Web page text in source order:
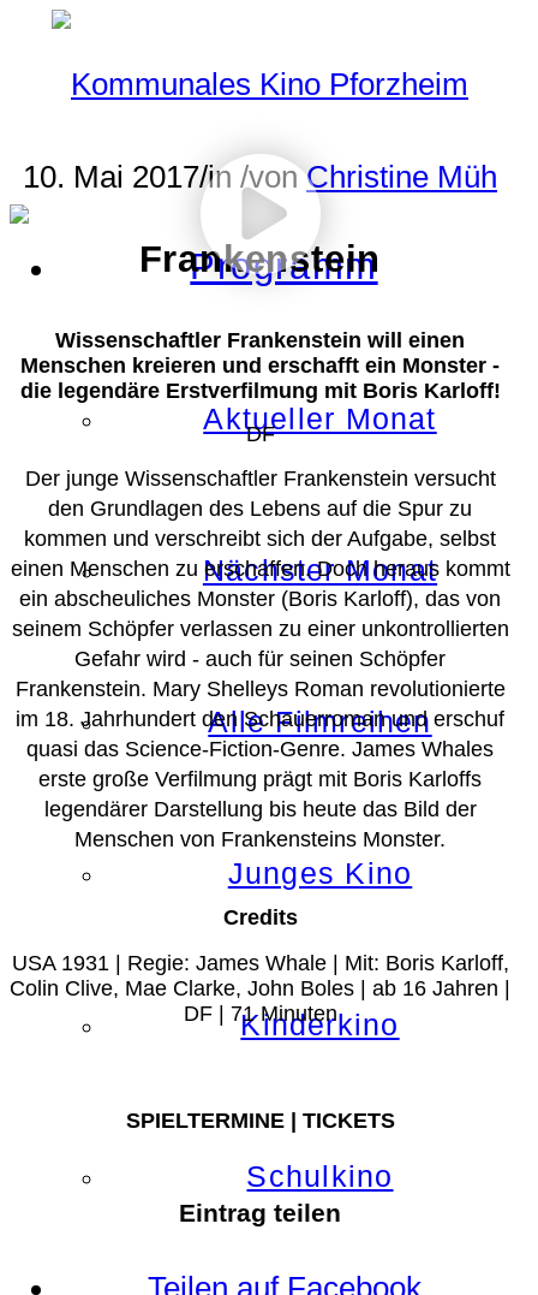
Programm
Aktueller Monat
Nächster Monat
Alle Filmreihen
Junges Kino
Kinderkino
Schulkino
10. Mai 2017/in /vonChristine Müh
Frankenstein
Wissenschaftler Frankenstein will einen
Menschen kreieren und erschafft ein Monster -
die legendäre Erstverfilmung mit Boris Karloff!
DF
Der junge Wissenschaftler Frankenstein versucht
den Grundlagen des Lebens auf die Spur zu
kommen und verschreibt sich der Aufgabe, selbst
einen Menschen zu erschaffen. Doch heraus kommt
ein abscheuliches Monster (Boris Karloff), das von
seinem Schöpfer verlassen zu einer unkontrollierten
Gefahr wird - auch für seinen Schöpfer
Frankenstein. Mary Shelleys Roman revolutionierte
im 18. Jahrhundert den Schauerroman und erschuf
quasi das Science-Fiction-Genre. James Whales
erste große Verfilmung prägt mit Boris Karloffs
legendärer Darstellung bis heute das Bild der
Menschen von Frankensteins Monster.
Credits
USA 1931 | Regie: James Whale | Mit: Boris Karloff,
Colin Clive, Mae Clarke, John Boles | ab 16 Jahren |
DF | 71 Minuten
SPIELTERMINE | TICKETS
Eintrag teilen
Teilen auf Facebook